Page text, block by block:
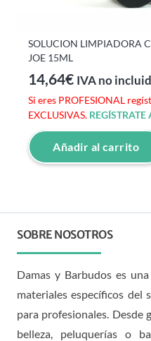
SOLUCION LIMPIADORA
JOE 15ML
14,64€ IVA no
Si eres PROFESIONAL
EXCLUSIVAS. REGÍSTRATE
Añadir al carrito
SOBRE NOSOTROS
Damas y Barbudos es
materiales específicos del
para profesionales. Desde
belleza, peluquerías o